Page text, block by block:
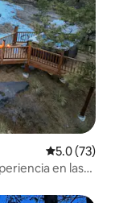
Calificación
5.0 (73)
en las